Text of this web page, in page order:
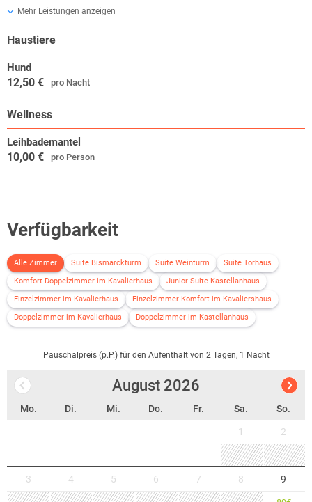
Menschen, Autos und was Sie bewegt  das ist das Motto der
und Erlebnispark, der zugleich das größte Auslieferungszentrum für
Neuwagen weltweit beherbergt.
Mehr Leistungen anzeigen
Haustiere
Hund
12,50 € pro Nacht
Wellness
Leihbademantel
10,00 € pro Person
Verfügbarkeit
Alle Zimmer Suite Bismarckturm Suite Weinturm
Suite Torhaus
Komfort Doppelzimmer im Kavalierhaus
Junior Suite Kastellanhaus
Einzelzimmer im Kavalierhaus
Einzelzimmer Komfort im Kavaliershaus
Doppelzimmer im Kavalierhaus
Doppelzimmer im Kastellanhaus
Pauschalpreis (p.P.) für den Aufenthalt von 2 Tagen, 1 Nacht
August 2026
Mo. Di. Mi. Do. Fr. Sa. So.
1 2
3 4 5 6 7 8 9